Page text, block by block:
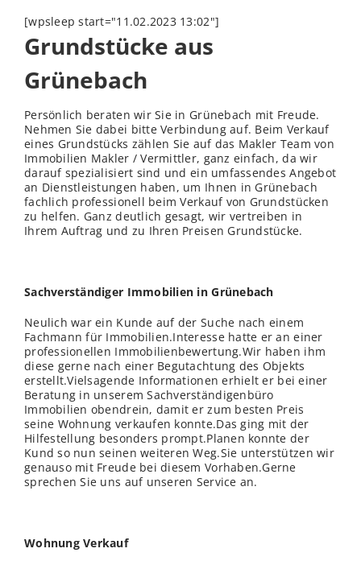
[wpsleep start="11.02.2023 13:02"]
Grundstücke aus
Grünebach
Persönlich beraten wir Sie in Grünebach mit Freude.
Nehmen Sie dabei bitte Verbindung auf. Beim Verkauf
eines Grundstücks zählen Sie auf das Makler Team von
Immobilien Makler / Vermittler, ganz einfach, da wir
darauf spezialisiert sind und ein umfassendes Angebot
an Dienstleistungen haben, um Ihnen in Grünebach
fachlich professionell beim Verkauf von Grundstücken
zu helfen. Ganz deutlich gesagt, wir vertreiben in
Ihrem Auftrag und zu Ihren Preisen Grundstücke.
Sachverständiger Immobilien in Grünebach
Neulich war ein Kunde auf der Suche nach einem
Fachmann für Immobilien.Interesse hatte er an einer
professionellen Immobilienbewertung.Wir haben ihm
diese gerne nach einer Begutachtung des Objekts
erstellt.Vielsagende Informationen erhielt er bei einer
Beratung in unserem Sachverständigenbüro
Immobilien obendrein, damit er zum besten Preis
seine Wohnung verkaufen konnte.Das ging mit der
Hilfestellung besonders prompt.Planen konnte der
Kund so nun seinen weiteren Weg.Sie unterstützen wir
genauso mit Freude bei diesem Vorhaben.Gerne
sprechen Sie uns auf unseren Service an.
Wohnung Verkauf